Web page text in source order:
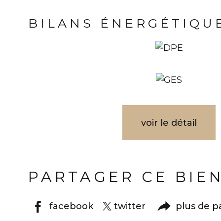
BILANS
voir le détail
PARTAGER CE BIEN
facebook twitter plus de